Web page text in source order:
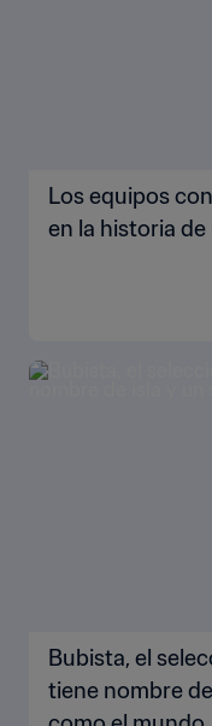
Los equipos
en la historia
Bubista, el
tiene nombre